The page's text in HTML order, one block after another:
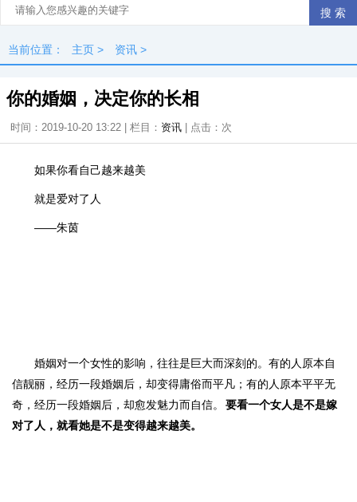
当前位置： 主页 > 资讯 >
你的婚姻，决定你的长相
时间：2019-10-20 13:22 | 栏目： 资讯 | 点击： 次
如果你看自己越来越美
就是爱对了人
——朱茵
婚姻对一个女性的影响，往往是巨大而深刻的。有的人原本自
信靓丽，经历一段婚姻后，却变得庸俗而平凡；有的人原本平平无
奇，经历一段婚姻后，却愈发魅力而自信。
要看一个女人是不是嫁
对了人，就看她是不是变得越来越美。